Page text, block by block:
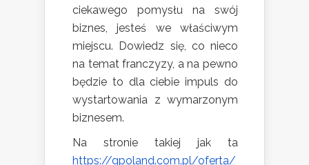
ciekawego pomysłu na swój
biznes, jesteś we właściwym
miejscu. Dowiedz się, co nieco
na temat franczyzy, a na pewno
będzie to dla ciebie impuls do
wystartowania z wymarzonym
biznesem.
Na stronie takiej jak ta
https://gpoland.com.pl/oferta/